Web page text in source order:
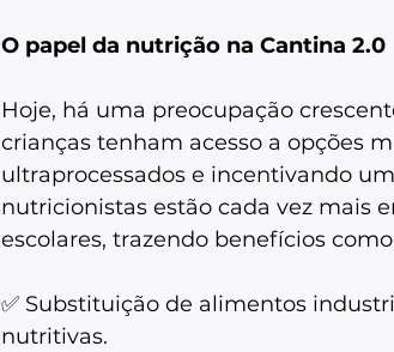
O papel da nutrição na Cantina 2.0
Hoje, há uma preocupação
crianças tenham acesso a opções
ultraprocessados e incentivando
nutricionistas estão cada vez mais
escolares, trazendo benefícios
✅ Substituição de alimentos
nutritivas.